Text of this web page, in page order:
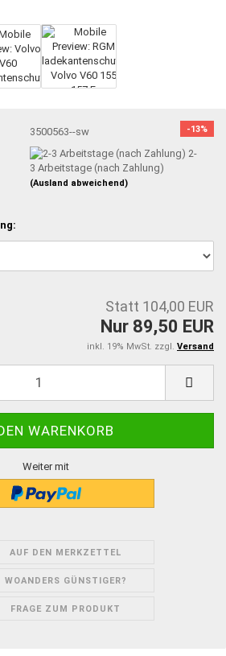
-13%
3500563--sw
2-
3 Arbeitstage (nach Zahlung)
(Ausland abweichend)
Statt 104,00 EUR
Nur 89,50 EUR
inkl. 19% MwSt. zzgl. Versand
Weiter mit
AUF DEN MERKZETTEL
WOANDERS GÜNSTIGER?
FRAGE ZUM PRODUKT